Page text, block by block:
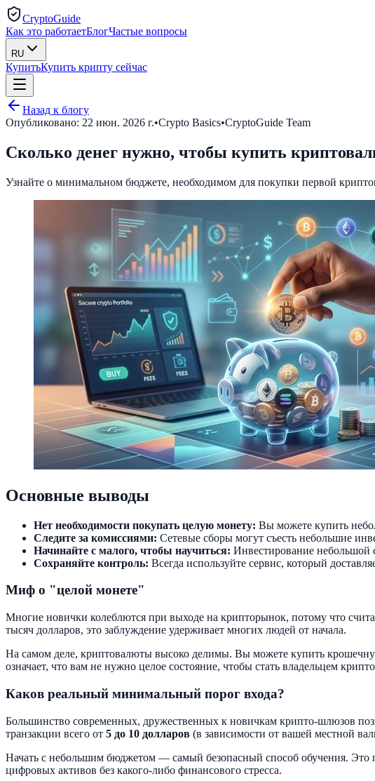
CryptoGuide
Как это работаетБлогЧастые вопросы
RU
КупитьКупить крипту сейчас
Назад к блогу
Опубликовано: 22 июн. 2026 г.•Crypto Basics•CryptoGuide Team
Сколько денег нужно, чтобы купить
Узнайте о минимальном бюджете, необходимом для покупки первой
Основные выводы
Нет необходимости покупать целую монету: Вы можете купить
Следите за комиссиями: Сетевые сборы могут съесть небольшие
Начинайте с малого, чтобы научиться: Инвестирование небольшой
Сохраняйте контроль: Всегда используйте сервис, который
Миф о "целой монете"
Многие новички колеблются при выходе на крипторынок, потому что
тысяч долларов, это заблуждение удерживает многих людей от начала.
На самом деле, криптовалюты высоко делимы. Вы можете купить
означает, что вам не нужно целое состояние, чтобы стать владельцем
Каков реальный минимальный порог входа?
Большинство современных, дружественных к новичкам крипто-шлюзов
транзакции всего от 5 до 10 долларов (в зависимости от вашей местной
Начать с небольшим бюджетом — самый безопасный способ обучения. Это
цифровых активов без какого-либо финансового стресса.